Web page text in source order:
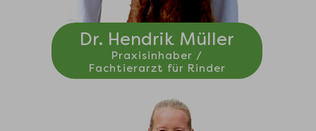
Dr. Hendrik Müller
Praxisinhaber /
Fachtierarzt für Rinder